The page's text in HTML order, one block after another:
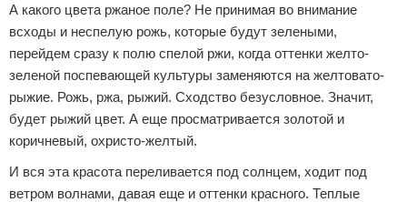
А какого цвета ржаное поле? Не принимая во внимание
всходы и неспелую рожь, которые будут зелеными,
перейдем сразу к полю спелой ржи, когда оттенки желто-
зеленой поспевающей культуры заменяются на желтовато-
рыжие. Рожь, ржа, рыжий. Сходство безусловное. Значит,
будет рыжий цвет. А еще просматривается золотой и
коричневый, охристо-желтый.
И вся эта красота переливается под солнцем, ходит под
ветром волнами, давая еще и оттенки красного. Теплые